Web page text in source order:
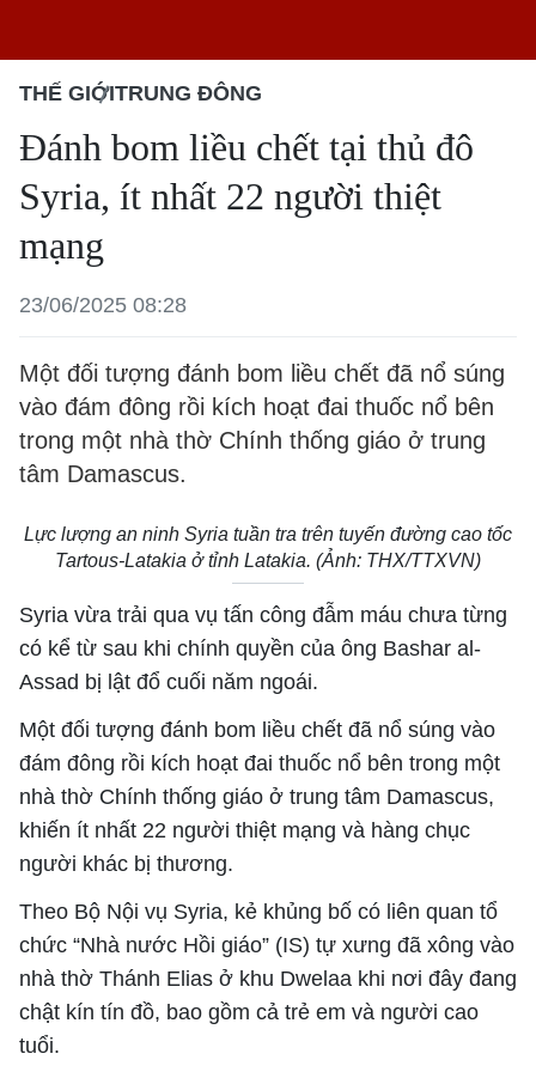
THẾ GIỚITRUNG ĐÔNG
Đánh bom liều chết tại thủ đô
Syria, ít nhất 22 người thiệt
mạng
23/06/2025 08:28
Một đối tượng đánh bom liều chết đã nổ súng
vào đám đông rồi kích hoạt đai thuốc nổ bên
trong một nhà thờ Chính thống giáo ở trung
tâm Damascus.
Lực lượng an ninh Syria tuần tra trên tuyến đường cao tốc
Tartous-Latakia ở tỉnh Latakia. (Ảnh: THX/TTXVN)
Syria vừa trải qua vụ tấn công đẫm máu chưa từng
có kể từ sau khi chính quyền của ông Bashar al-
Assad bị lật đổ cuối năm ngoái.
Một đối tượng đánh bom liều chết đã nổ súng vào
đám đông rồi kích hoạt đai thuốc nổ bên trong một
nhà thờ Chính thống giáo ở trung tâm Damascus,
khiến ít nhất 22 người thiệt mạng và hàng chục
người khác bị thương.
Theo Bộ Nội vụ Syria, kẻ khủng bố có liên quan tổ
chức “Nhà nước Hồi giáo” (IS) tự xưng đã xông vào